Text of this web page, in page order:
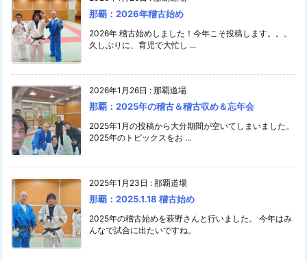
那覇：2026年稽古始め
2026年 稽古始めしました！今年こそ投稿します。。。
久しぶりに、育児で大忙し ...
2026年1月26日 : 那覇道場
那覇：2025年の稽古＆稽古収め＆忘年会
2025年1月の投稿から大分期間が空いてしまいました。
2025年のトピックスをお ...
2025年1月23日 : 那覇道場
那覇：2025.1.18 稽古始め
2025年の稽古始めを萩野さんと行いました。 今年はみ
んなで試合に出たいですね。